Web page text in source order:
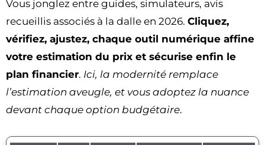
Vous jonglez entre guides, simulateurs, avis
recueillis associés à la dalle en 2026. Cliquez,
vérifiez, ajustez, chaque outil numérique affine
votre estimation du prix et sécurise enfin le
plan financier. Ici, la modernité remplace
l’estimation aveugle, et vous adoptez la nuance
devant chaque option budgétaire.